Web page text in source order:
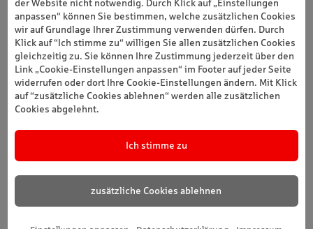
der Website nicht notwendig. Durch Klick auf „Einstellungen
anpassen“ können Sie bestimmen, welche zusätzlichen Cookies
wir auf Grundlage Ihrer Zustimmung verwenden dürfen. Durch
Klick auf “Ich stimme zu“ willigen Sie allen zusätzlichen Cookies
gleichzeitig zu. Sie können Ihre Zustimmung jederzeit über den
Link „Cookie-Einstellungen anpassen“ im Footer auf jeder Seite
widerrufen oder dort Ihre Cookie-Einstellungen ändern. Mit Klick
auf “zusätzliche Cookies ablehnen“ werden alle zusätzlichen
Cookies abgelehnt.
Ich stimme zu
zusätzliche Cookies ablehnen